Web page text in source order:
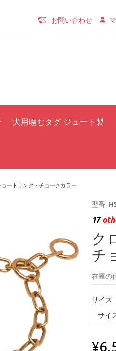
お問い合わせ
犬用噛むタグ ジュート製
ョートリンク・チョークカラー
型番:
17
ク
チ
在庫の
サイズ